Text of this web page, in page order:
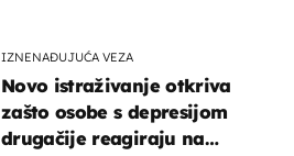
IZNENAĐUJUĆA VEZA
Novo istraživanje otkriva
zašto osobe s depresijom
drugačije reagiraju na